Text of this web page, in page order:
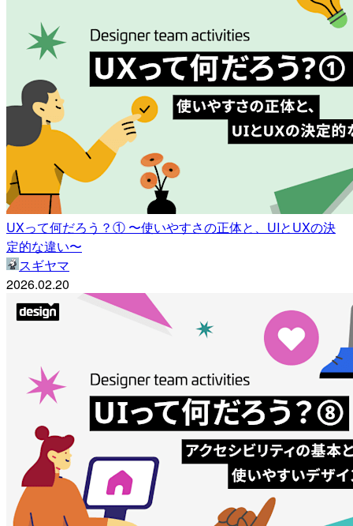
UXって何だろう？① 〜使いやすさの正体と、UIとUXの決
定的な違い〜
スギヤマ
2026.02.20